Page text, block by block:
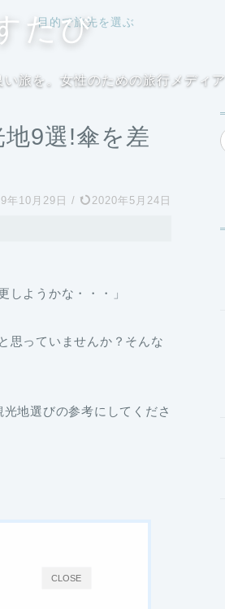
目的で旅先を選ぶ
たび
旅を。女性のための旅行メディア
地9選!傘を差
年10月29日 / 2020年5月24日
しようかな・・・」
思っていませんか？そんな
地選びの参考にしてくださ
CLOSE